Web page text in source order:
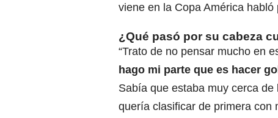
viene en la Copa América
¿Qué pasó por su cabeza
“Trato de no pensar mucho en
hago mi parte que es hacer
Sabía que estaba muy cerca
quería clasificar de primera con